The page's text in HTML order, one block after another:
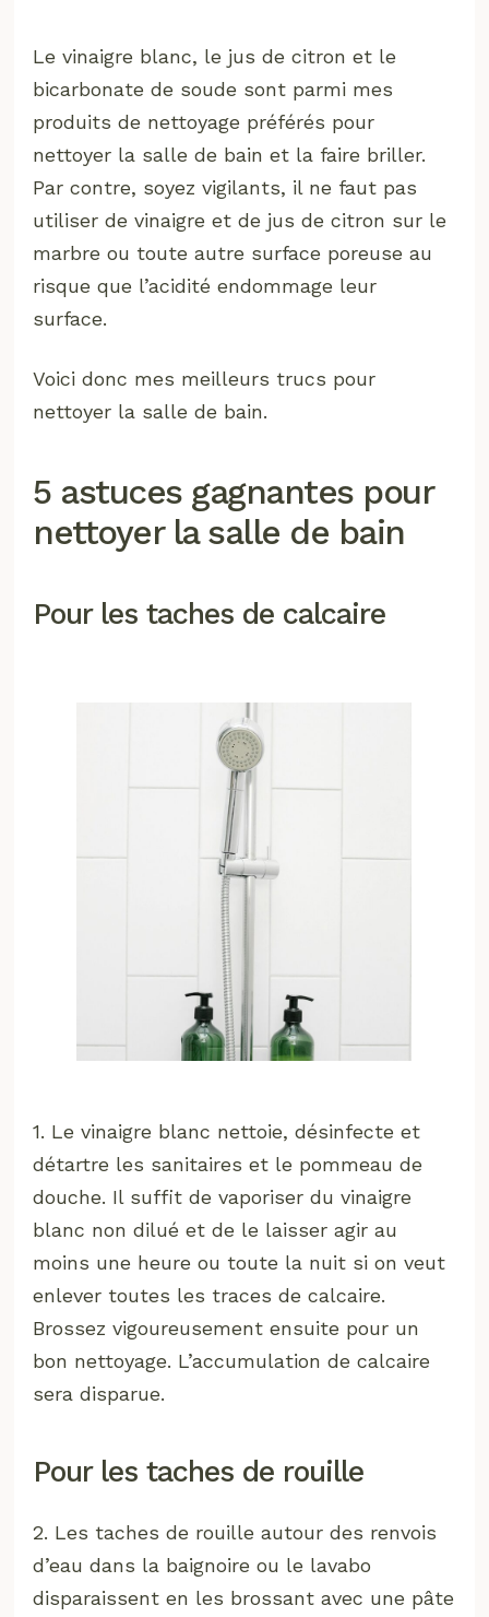
Le vinaigre blanc, le jus de citron et le
bicarbonate de soude sont parmi mes
produits de nettoyage préférés pour
nettoyer la salle de bain et la faire briller.
Par contre, soyez vigilants, il ne faut pas
utiliser de vinaigre et de jus de citron sur le
marbre ou toute autre surface poreuse au
risque que l’acidité endommage leur
surface.
Voici donc mes meilleurs trucs pour
nettoyer la salle de bain.
5 astuces gagnantes pour
nettoyer la salle de bain
Pour les taches de calcaire
1. Le vinaigre blanc nettoie, désinfecte et
détartre les sanitaires et le pommeau de
douche. Il suffit de vaporiser du vinaigre
blanc non dilué et de le laisser agir au
moins une heure ou toute la nuit si on veut
enlever toutes les traces de calcaire.
Brossez vigoureusement ensuite pour un
bon nettoyage. L’accumulation de calcaire
sera disparue.
Pour les taches de rouille
2. Les taches de rouille autour des renvois
d’eau dans la baignoire ou le lavabo
disparaissent en les brossant avec une pâte